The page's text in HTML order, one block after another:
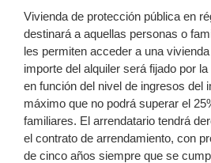
Vivienda de protección pública en
destinará a aquellas personas o
les permiten acceder a una
importe del alquiler será fijado por
en función del nivel de ingresos del
máximo que no podrá superar el
familiares. El arrendatario tendrá
el contrato de arrendamiento, con
de cinco años siempre que se